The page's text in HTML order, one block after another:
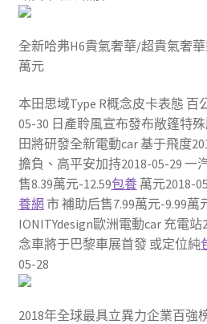
全新哈弗H6貴氣奢華/超貴氣奢華
萬元
本田思域Type R概念皮卡表態 百
05-30 日產聆風宣布發布敞篷特
田將研發全新電動car 基于飛度
擔負、高平安加持2018-05-29 一
售8.39萬元-12.59包養萬元2018-
養網 市 補助后售7.99萬元-9.99萬
IONITYdesign歐洲電動car 充電
念車將于巴黎車展首發 或定位純
05-28
2018年全球最具立異力企業百強